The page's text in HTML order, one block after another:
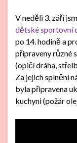
V neděli 3. září
dětské sportovní
po 14. hodině a
připraveny různé
(opičí dráha,
Za jejich splnění
byla připravena
kuchyni (požár